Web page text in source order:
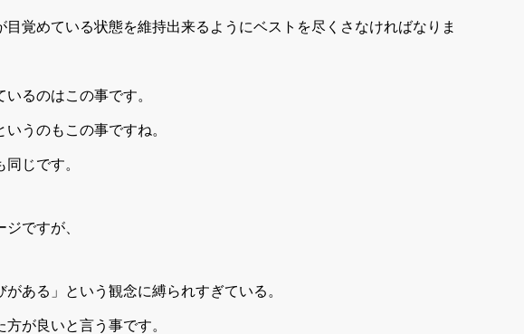
覚めている状態を維持出来るようにベストを尽くさなければなりま
いるのはこの事です。
いうのもこの事ですね。
同じです。
ですが、
ある」という観念に縛られすぎている。
が良いと言う事です。